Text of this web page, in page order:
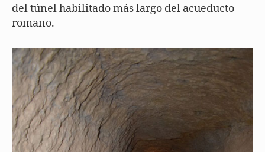
del túnel habilitado más largo del acueducto
romano.